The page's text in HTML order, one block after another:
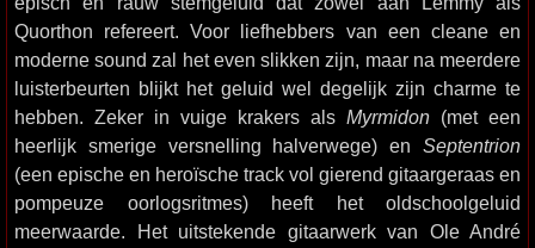
Quorthon refereert. Voor liefhebbers van een cleane en
moderne sound zal het even slikken zijn, maar na meerdere
luisterbeurten blijkt het geluid wel degelijk zijn charme te
hebben. Zeker in vuige krakers als Myrmidon (met een
heerlijk smerige versnelling halverwege) en Septentrion
(een epische en heroïsche track vol gierend gitaargeraas en
pompeuze oorlogsritmes) heeft het oldschoolgeluid
meerwaarde. Het uitstekende gitaarwerk van Ole André